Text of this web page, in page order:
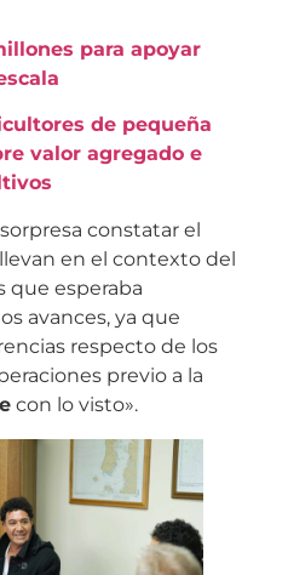
para apoyar
de pequeña
valor agregado e
constatar el
en el contexto del
que esperaba
avances, ya que
respecto de los
previo a la
con lo visto».